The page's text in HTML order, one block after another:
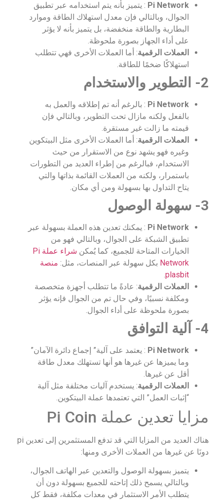
Pi Network : يتميز بأنه يتم استخدامه عبر تطبيق
الجوال، وبالتالي فإن معدل استهلاك الطاقة وموارد
البطارية والطاقة منخفضة، بل يتميز بأنه لا يؤثر
على أداء الجهاز بصورة ملحوظة.
العملات الرقمية: أما العملات الأخرى فهي تتطلب
استهلاكًا ضخمًا للطاقة.
2- التطوير والاستخدام
Pi Network : بالرغم أنه تم إطلاقه والعمل به
بالفعل ولكنه مازال تحت التطوير، وبالتالي فإن
قيمته ما زالت غير مستقرة.
العملات الرقمية: أما العملات الأخرى مثل البيتكوين
وغيره فهو يشهد نوع من الاستقرار من حيث
الاستخدام، فبالرغم من إطراء العديد من التطورات
باستمرار، ولكنه من العملات القائمة بذاتها والتي
يتاح التداول بها بسهولة ومن أي مكان.
3- سهولة الوصول
Pi Network : يمكنك تعدين هذه العملة بسهولة عبر
تطبيق الشبكة على الجوال، وبالتالي فهو من
الخيارات المتاحة للجميع، كما يُمكن
شراء عملة Pi
Network بكل سهولة عبر المنصات، مثل: منصة
plasbit
.
العملات الرقمية: عادةً ما تتطلب أجهزة متخصصة
ومكلفة نسبيًا، وفي حال تم من الجوال فإنه يؤثر
بصورة ملحوظة على أداء الجوال.
4- آلية التوافق
Pi Network : يعتمد على آلية” إجماع دائرة الآمان”
وما يميزها عن غيرها هو أنها تستهلك معدل طاقة
أقل عن غيرها.
العملات الرقمية: يستخدم آليات مختلفة مثل آلية
“إثبات العمل” التي تعتمدها عملة البيتكوين.
مزايا تعدين عملة Pi Coin
هناك العديد من المزايا التي قد تدفع المستثمرين إلى تعدين pi
دونَا عن غيرها من العملات الأخرى ومنها:
يتميز بسهولة الوصول والتعدين عبر الهاتف الجوال،
وبالتالي يسمح ذلك إتاحته للجميع بسهولة دون أن
يتطلب الأمر الاستثمار في معدات مكلفة، فقط كل